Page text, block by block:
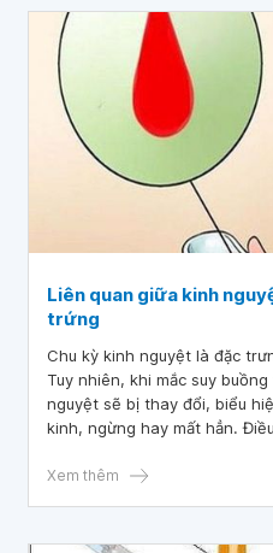
Liên quan giữa kinh
trứng
Chu kỳ kinh nguyệt là đặc
Tuy nhiên, khi mắc suy
nguyệt sẽ bị thay đổi, biểu
kinh, ngừng hay mất hẳn.
lợi về thể chất lẫn tâm lý của
Xem thêm